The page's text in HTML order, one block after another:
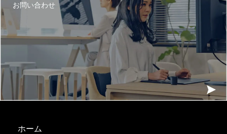
お問い合わせ
ホーム